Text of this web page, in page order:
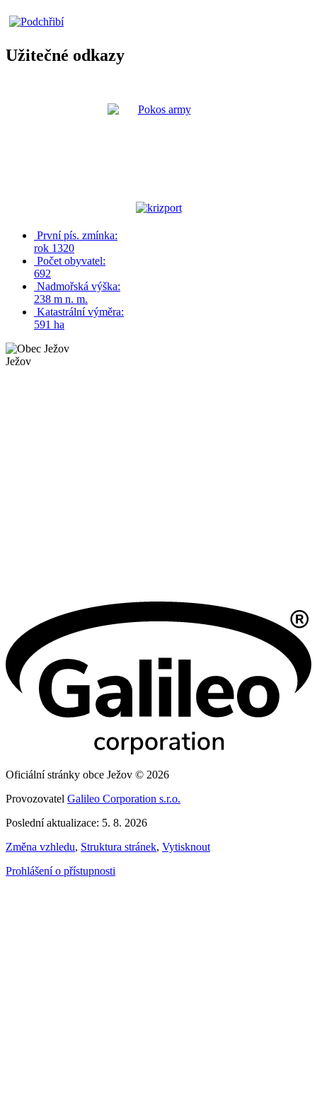
Užitečné odkazy
První pís. zmínka:
rok 1320
Počet obyvatel:
692
Nadmořská výška:
238 m n. m.
Katastrální výměra:
591 ha
Ježov
Oficiální stránky obce Ježov © 2026
Provozovatel Galileo Corporation s.r.o.
Poslední aktualizace: 5. 8. 2026
Změna vzhledu, Struktura stránek, Vytisknout
Prohlášení o přístupnosti